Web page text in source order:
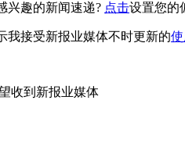
兴趣的新闻速递? 点击设置您的
我接受新报业媒体不时更新的
收到新报业媒体